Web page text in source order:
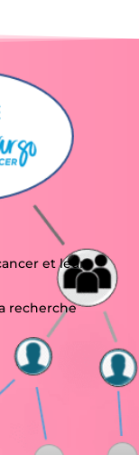
et leurs
recherche